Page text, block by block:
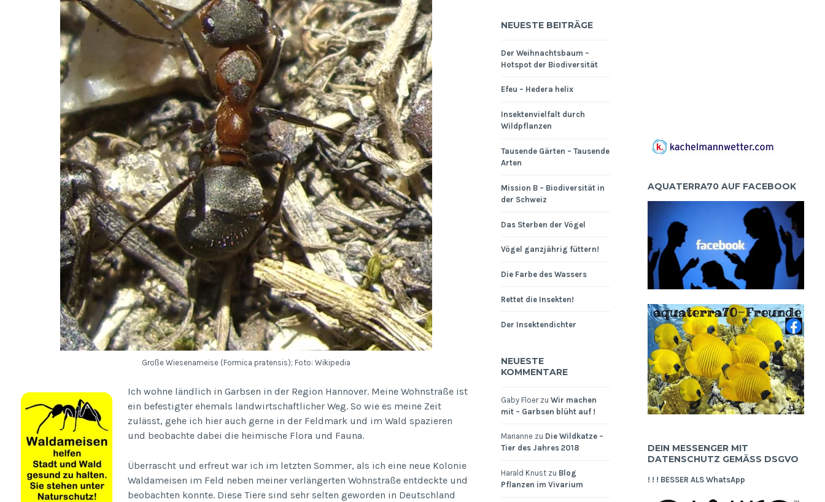
Große Wiesenameise (Formica pratensis); Foto: Wikipedia
Ich wohne ländlich in Garbsen in der Region Hannover. Meine Wohnstraße ist
ein befestigter ehemals landwirtschaftlicher Weg. So wie es meine Zeit
zulässt, gehe ich hier auch gerne in der Feldmark und im Wald spazieren
und beobachte dabei die heimische Flora und Fauna.
Überrascht und erfreut war ich im letzten Sommer, als ich eine neue Kolonie
Waldameisen im Feld neben meiner verlängerten Wohnstraße entdeckte und
beobachten konnte. Diese Tiere sind sehr selten geworden in Deutschland
NEUESTE BEITRÄGE
Der Weihnachtsbaum –
Hotspot der Biodiversität
Efeu – Hedera helix
Insektenvielfalt durch
Wildpflanzen
Tausende Gärten – Tausende
Arten
Mission B – Biodiversität in
der Schweiz
Das Sterben der Vögel
Vögel ganzjährig füttern!
Die Farbe des Wassers
Rettet die Insekten!
Der Insektendichter
NEUESTE
KOMMENTARE
Gaby Floerzu Wir machen
mit – Garbsen blüht auf !
Mariannezu Die Wildkatze –
Tier des Jahres 2018
Harald Knustzu Blog
Pflanzen im Vivarium
AQUATERRA70 AUF FACEBOOK
DEIN MESSENGER MIT
DATENSCHUTZ GEMÄSS DSGVO
! ! ! BESSER ALS WhatsApp